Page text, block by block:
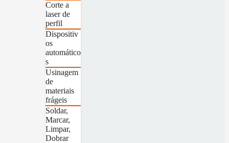
Corte a
laser de
perfil
Dispositiv
os
automático
s
Usinagem
de
materiais
frágeis
Soldar,
Marcar,
Limpar,
Dobrar